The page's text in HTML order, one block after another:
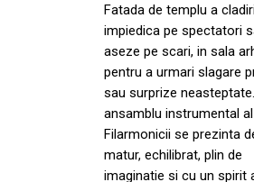
Fatada de templu a
impiedica pe spectatori
aseze pe scari, in sala
pentru a urmari slagare
sau surprize
ansamblu instrumental al
Filarmonicii se prezinta
matur, echilibrat, plin de
imaginatie si cu un spirit